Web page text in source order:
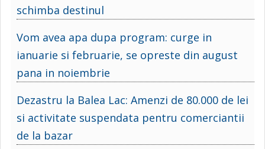
schimba destinul
Vom avea apa dupa program: curge in
ianuarie si februarie, se opreste din august
pana in noiembrie
Dezastru la Balea Lac: Amenzi de 80.000 de lei
si activitate suspendata pentru comerciantii
de la bazar